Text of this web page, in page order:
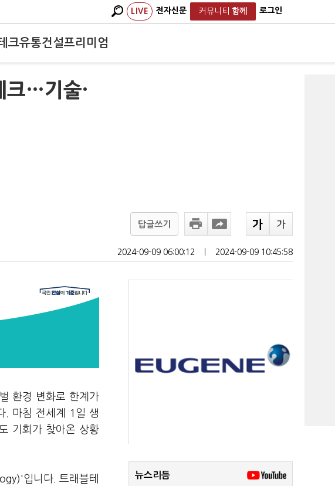
LIVE 전자신문 커뮤니티 함께 로그인
크유통건설프리미엄
크…기술·
답글쓰기
2024-09-09 06:00:12 2024-09-09 10:45:58
환경 변화로 한계가
. 마침 전세계 1일 생
기회가 찾아온 상황
입니다. 트래블테
뉴스리듬